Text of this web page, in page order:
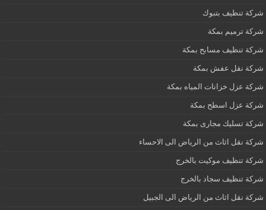
شركة تنظيف بتبوك
شركة ترميم بمكة
شركة تنظيف مسابح بمكة
شركة نقل عفش بمكة
شركة عزل خزانات المياه بمكة
شركة عزل اسطح بمكة
شركة تسليك مجارى بمكة
شركة نقل اثاث من الرياض الى الاحساء
شركة تنظيف موكيت بالخرج
شركة تنظيف سجاد بالخرج
شركة نقل اثاث من الرياض الى الجبيل